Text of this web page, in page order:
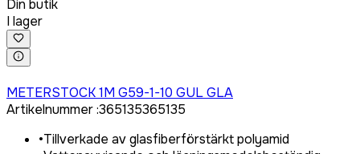
Din butik
I lager
METERSTOCK 1M G59-1-10 GUL GLA
Artikelnummer:365135365135
•Tillverkade av glasfiberförstärkt polyamid